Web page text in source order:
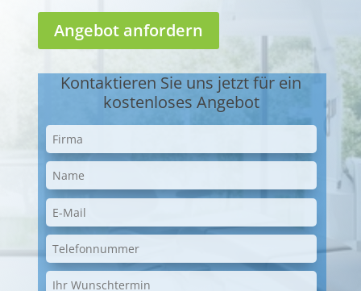
Angebot anfordern
Kontaktieren Sie uns jetzt für ein
kostenloses Angebot